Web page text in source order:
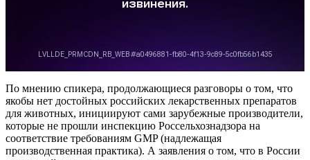
По мнению спикера, продолжающиеся разговоры о том, что
якобы нет достойных российских лекарственных препаратов
для животных, инициируют сами зарубежные производители,
которые не прошли инспекцию Россельхознадзора на
соответствие требованиям GMP (надлежащая
производственная практика). А заявления о том, что в России